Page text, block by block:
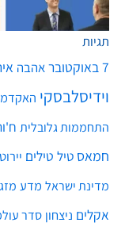
תגיות
7 באוקטובר אהבה
וידיסלבסקי
התחממות גלובלית
חמאס טיל טילים יירוט
מדינת ישראל מדע
אקלים ניצחון סדר